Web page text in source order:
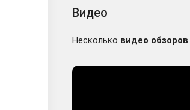
Видео
Несколько видео обзоров